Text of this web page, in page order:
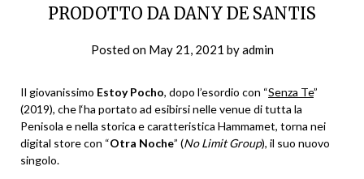
PRODOTTO DA DANY DE SANTIS
Posted on May 21, 2021 byadmin
Il giovanissimo Estoy Pocho, dopo l’esordio con “Senza Te”
(2019), che l‘ha portato ad esibirsi nelle venue di tutta la
Penisola e nella storica e caratteristica Hammamet, torna nei
digital store con “Otra Noche” (No Limit Group), il suo nuovo
singolo.